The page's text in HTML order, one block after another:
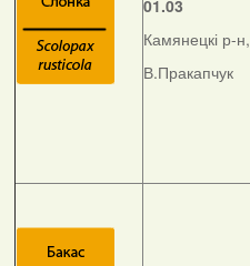
01.03
Камянецкі р-н,
В.Пракапчук